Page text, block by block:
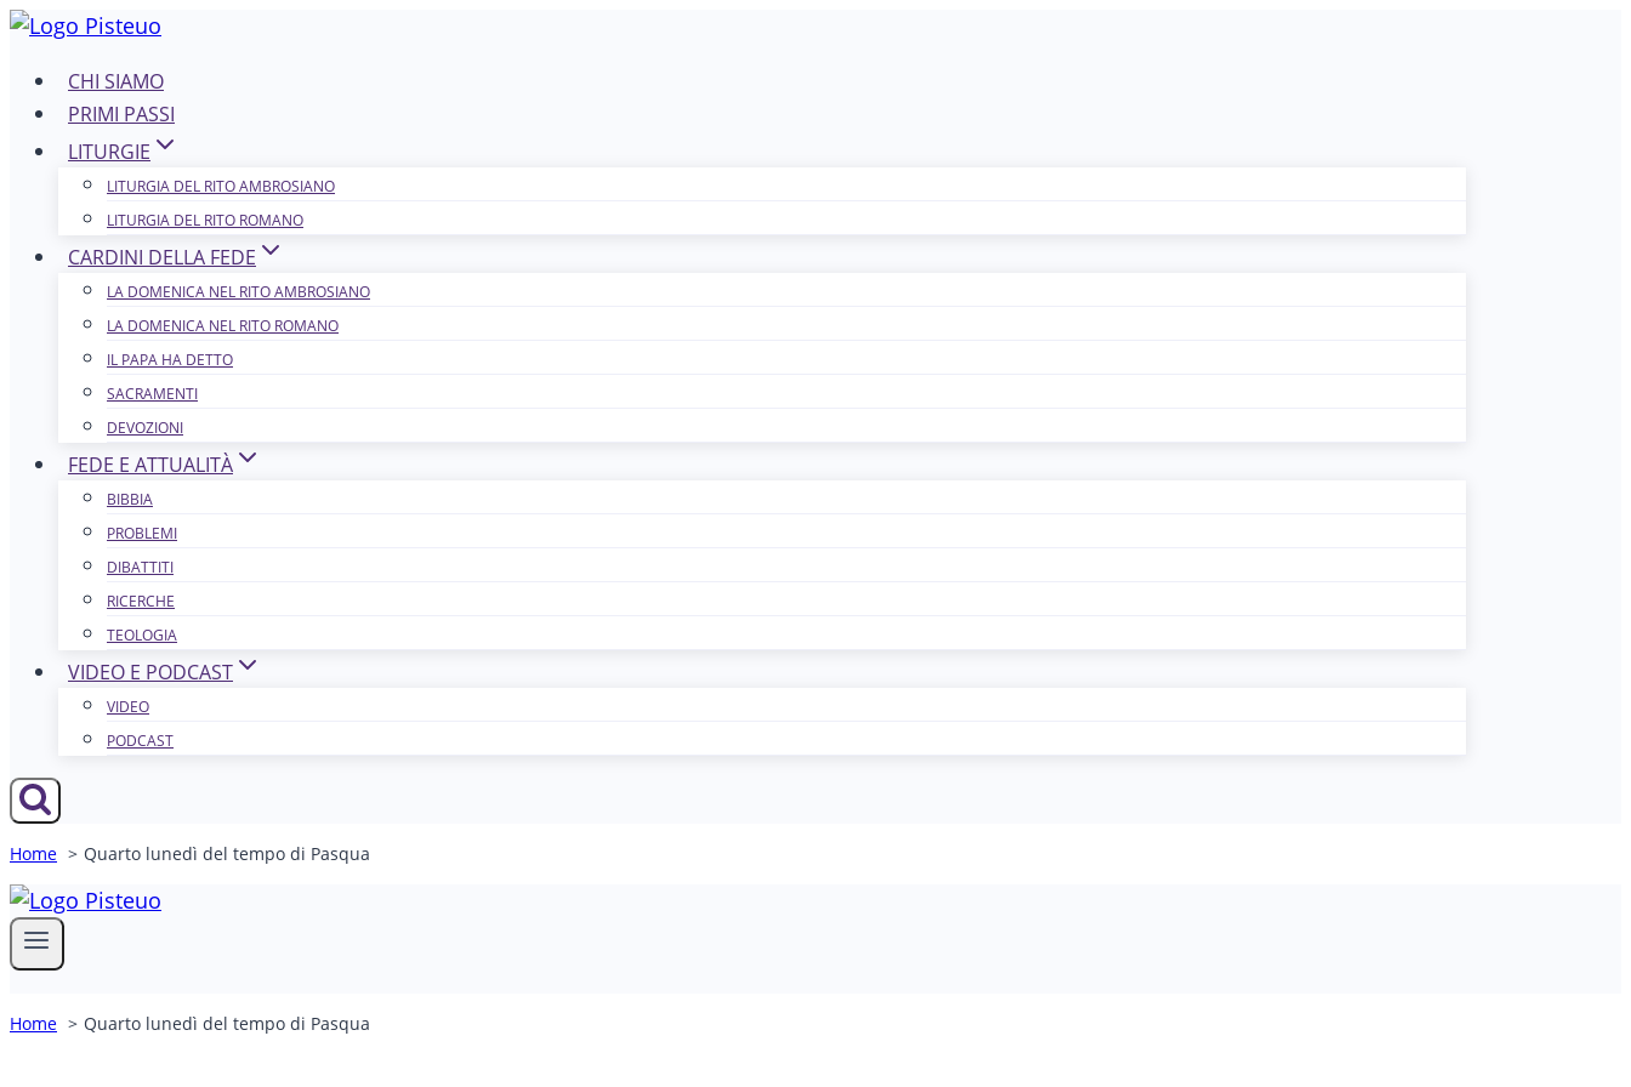
Salta
contenutoCHI SIAMO
PRIMI PASSI
LITURGIE
LITURGIA DEL RITO AMBROSIANO
LITURGIA DEL RITO ROMANO
CARDINI DELLA FEDE
LA DOMENICA NEL R​​​​​​ITO AMBROSIANO
LA DOMENICA NEL RITO ROMANO
IL PAPA HA DETTO
SACRAMENTI
DEVOZIONI
FEDE E ATTUALITÀ
BIBBIA
PROBLEMI
DIBATTITI
RICERCHE
TEOLOGIA
VIDEO E PODCAST
VIDEO
PODCAST
Home Quarto lunedì del tempo di Pasqua
Home Quarto lunedì del tempo di Pasqua